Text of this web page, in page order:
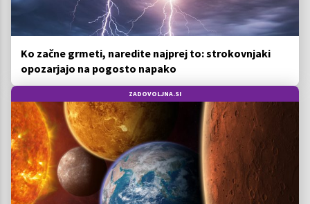
Ko začne grmeti, naredite najprej to: strokovnjaki
opozarjajo na pogosto napako
ZADOVOLJNA.SI